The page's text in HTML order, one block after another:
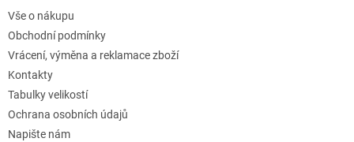
Vše o nákupu
Obchodní podmínky
Vrácení, výměna a reklamace zboží
Kontakty
Tabulky velikostí
Ochrana osobních údajů
Napište nám